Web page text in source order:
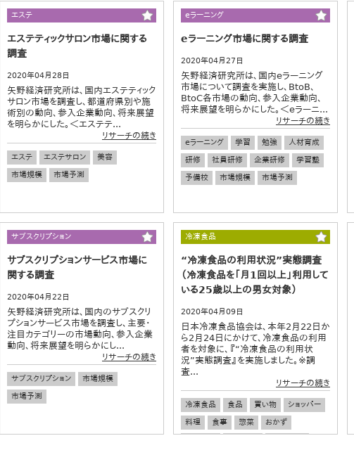
エステ
エステティックサロン市場に関する
調査
2020年04月28日
矢野経済研究所は、国内エステティック
サロン市場を調査し、都道府県別や施
術別の動向、参入企業動向、将来展望
を明らかにした。＜エステテ...
リサーチの続き
エステ エステサロン
美容
市場規模
市場予測
eラーニング
eラーニング市場に関する調査
2020年04月27日
矢野経済研究所は、国内eラーニング
市場について調査を実施し、BtoB、
BtoC各市場の動向、参入企業動向、
将来展望を明らかにした。＜eラーニ...
リサーチの続き
eラーニング 学習 勉強
人材育成
研修
社員研修 企業研修
学習塾
予備校
市場規模 市場予測
サブスクリプション
サブスクリプションサービス市場に
関する調査
2020年04月22日
矢野経済研究所は、国内のサブスクリ
プションサービス市場を調査し、主要・
注目カテゴリーの市場動向、参入企業
動向、将来展望を明らかにし...
リサーチの続き
サブスクリプション
市場規模
市場予測
冷凍食品
“冷凍食品の利用状況”実態調査
（冷凍食品を「月1回以上」利用して
いる25歳以上の男女対象）
2020年04月09日
日本冷凍食品協会は、本年2月22日か
ら2月24日にかけて、冷凍食品の利用
者を対象に、『“冷凍食品の利用状
況”実態調査』を実施しました。※調
査...
リサーチの続き
冷凍食品 食品 買い物
ショッパー
料理
食事 惣菜
おかず